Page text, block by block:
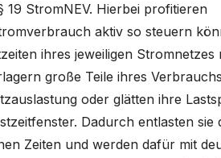
19 StromNEV. Hierbei profitieren
aktiv so steuern
ihres jeweiligen Stromnetzes
große Teile ihres
oder glätten ihre
Dadurch entlasten sie
Zeiten und werden dafür mit